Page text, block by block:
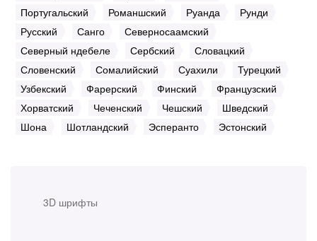
3D шрифты
Португальский
Романшский Руанда
Рунди
Русский
Санго
Северносаамский
Северный ндебеле
Сербский
Словацкий
Словенский
Сомалийский Суахили
Турецкий
Узбекский
Фарерский Финский
Французский
Хорватский
Чеченский Чешский
Шведский
Шона
Шотландский Эсперанто Эстонский